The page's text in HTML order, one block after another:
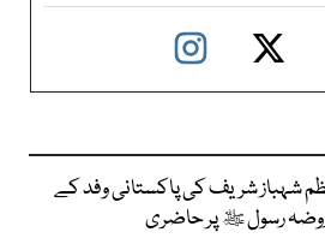
شہباز شریف کی پاکستانی وفد کے
رسول ﷺ پر حاضری